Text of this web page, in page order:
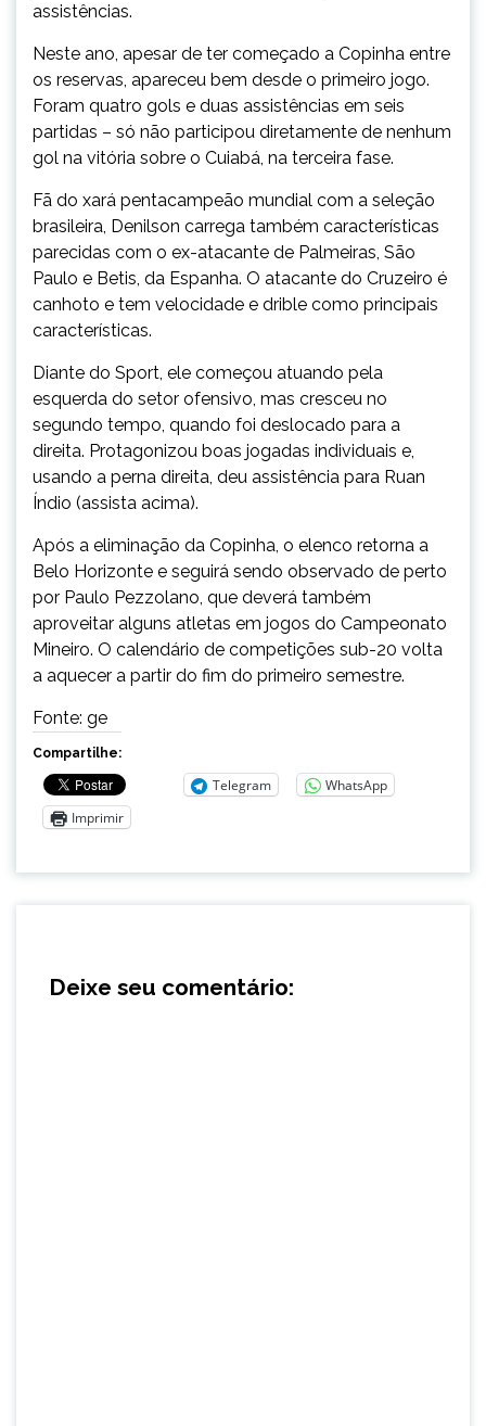
assistências.
Neste ano, apesar de ter começado a Copinha entre
os reservas, apareceu bem desde o primeiro jogo.
Foram quatro gols e duas assistências em seis
partidas – só não participou diretamente de nenhum
gol na vitória sobre o Cuiabá, na terceira fase.
Fã do xará pentacampeão mundial com a seleção
brasileira, Denilson carrega também características
parecidas com o ex-atacante de Palmeiras, São
Paulo e Betis, da Espanha. O atacante do Cruzeiro é
canhoto e tem velocidade e drible como principais
características.
Diante do Sport, ele começou atuando pela
esquerda do setor ofensivo, mas cresceu no
segundo tempo, quando foi deslocado para a
direita. Protagonizou boas jogadas individuais e,
usando a perna direita, deu assistência para Ruan
Índio (assista acima).
Após a eliminação da Copinha, o elenco retorna a
Belo Horizonte e seguirá sendo observado de perto
por Paulo Pezzolano, que deverá também
aproveitar alguns atletas em jogos do Campeonato
Mineiro. O calendário de competições sub-20 volta
a aquecer a partir do fim do primeiro semestre.
Fonte: ge
Compartilhe:
Telegram
WhatsApp
Imprimir
Deixe seu comentário: